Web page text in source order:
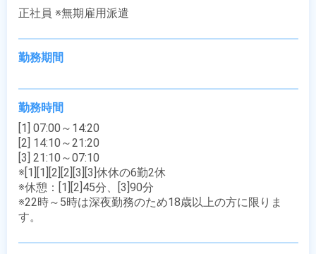
正社員 ※無期雇用派遣
勤務期間
勤務時間
[1] 07:00～14:20
[2] 14:10～21:20
[3] 21:10～07:10
※[1][1][2][2][3][3]休休の6勤2休
※休憩：[1][2]45分、[3]90分
※22時～5時は深夜勤務のため18歳以上の方に限りま
す。